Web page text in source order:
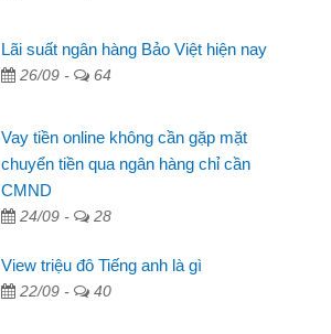
Lãi suất ngân hàng Bảo Việt hiện nay
26/09 - 64
Vay tiền online không cần gặp mặt
chuyển tiền qua ngân hàng chỉ cần
CMND
24/09 - 28
View triệu đô Tiếng anh là gì
22/09 - 40